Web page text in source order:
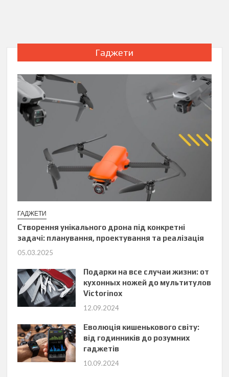
Гаджети
ГАДЖЕТИ
Створення унікального дрона під конкретні
задачі: планування, проектування та реалізація
05.03.2025
Подарки на все случаи жизни: от
кухонных ножей до мультитулов
Victorinox
12.09.2024
Еволюція кишенькового світу:
від годинників до розумних
гаджетів
10.09.2024